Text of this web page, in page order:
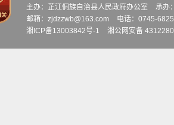
主办：芷江侗族自治县人民政府办公室
承办
邮箱：zjdzzwb@163.com
电话：0745-
湘ICP备13003842号-1
湘公网安备